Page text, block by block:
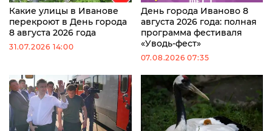
Какие улицы в Иванове
перекроют в День города
8 августа 2026 года
31.07.2026 14:00
День города Иваново 8
августа 2026 года: полная
программа фестиваля
«Уводь-фест»
07.08.2026 07:35